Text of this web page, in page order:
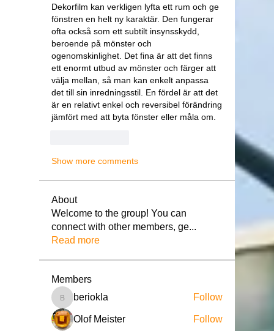
Dekorfilm kan verkligen lyfta ett rum och ge
fönstren en helt ny karaktär. Den fungerar
ofta också som ett subtilt insynsskydd,
beroende på mönster och
ogenomskinlighet. Det fina är att det finns
ett enormt utbud av mönster och färger att
välja mellan, så man kan enkelt anpassa
det till sin inredningsstil. En fördel är att det
är en relativt enkel och reversibel förändring
jämfört med att byta fönster eller måla om.
Show more comments
About
Welcome to the group! You can
connect with other members, ge...
Read more
Members
beriokla
beriokla Follow
Olof Meister Follow